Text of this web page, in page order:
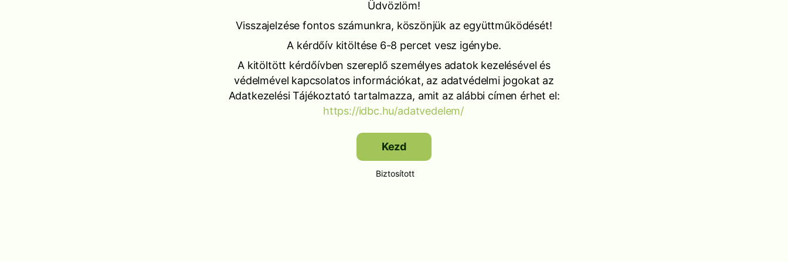
Üdvözlöm!
Visszajelzése fontos számunkra, köszönjük az együttműködését!
A kérdőív kitöltése 6-8 percet vesz igénybe.
A kitöltött kérdőívben szereplő személyes adatok kezelésével és
védelmével kapcsolatos információkat, az adatvédelmi jogokat az
Adatkezelési Tájékoztató tartalmazza, amit az alábbi címen érhet el:
https://idbc.hu/adatvedelem/
Kezd
Biztosított